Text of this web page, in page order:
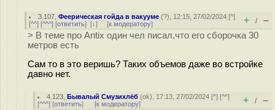
3.107 ,Феерическая гойда в вакууме (?), 12:15, 27/02/2024 [^]
[^^] [^^^] [ответить] [↓] [к модератору] + / –
> В теме про Antix один чел писал,что его сборочка 30
метров есть
Сам то в это веришь? Таких объемов даже во встройке
давно нет.
4.123 ,Бывалый Смузихлёб (ok), 17:13, 27/02/2024 [^] [^^]
[^^^] [ответить] [к модератору] + / –